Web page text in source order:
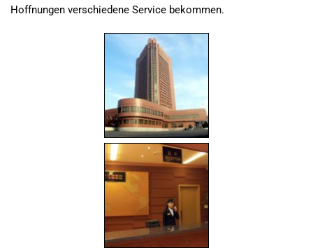
Hoffnungen verschiedene Service bekommen.